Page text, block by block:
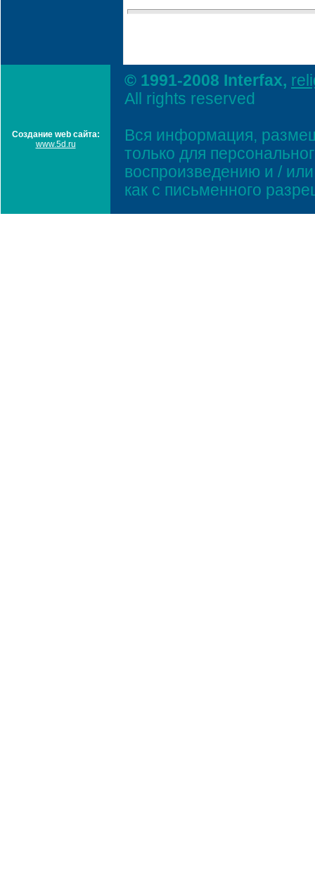
Создание web сайта:
www.5d.ru
© 1991-2008 Interfax,
All rights reserved
Вся информация,
только для
воспроизведению и /
как с письменного